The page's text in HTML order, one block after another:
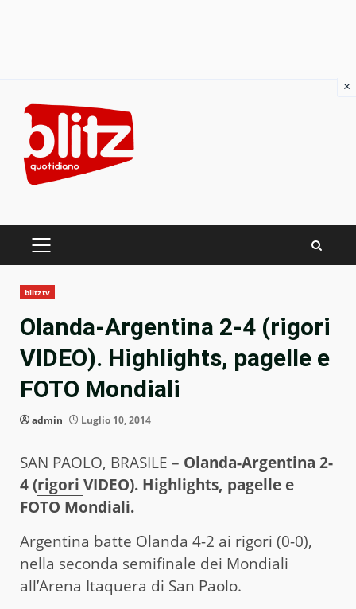
content
PRIMARY
blitztv
Olanda-Argentina 2-4 (rigori
VIDEO). Highlights, pagelle e
FOTO Mondiali
admin Luglio 10, 2014
SAN PAOLO, BRASILE – Olanda-Argentina 2-
4 (rigori VIDEO). Highlights, pagelle e
FOTO Mondiali.
Argentina batte Olanda 4-2 ai rigori (0-0),
nella seconda semifinale dei Mondiali
all’Arena Itaquera di San Paolo.
×